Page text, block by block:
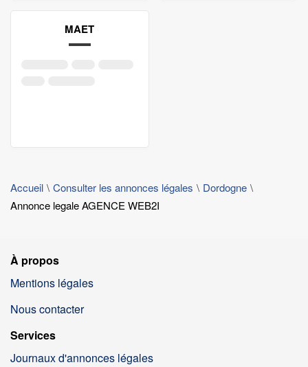
MAET
Accueil Consulter les annonces légales
Dordogne
Annonce legale AGENCE WEB2I
À propos
Mentions légales
Nous contacter
Services
Journaux d'annonces légales